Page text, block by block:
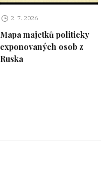
2. 7. 2026
Mapa majetků politicky
exponovaných osob z
Ruska